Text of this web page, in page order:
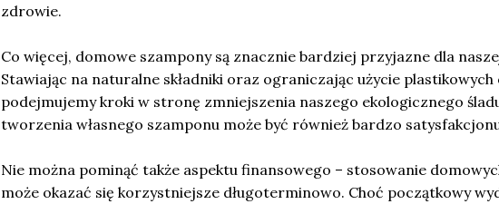
zdrowie.
Co więcej, domowe szampony są znacznie bardziej przyjazne dla
Stawiając na naturalne składniki oraz ograniczając użycie plastikowych
podejmujemy kroki w stronę zmniejszenia naszego ekologicznego
tworzenia własnego szamponu może być również bardzo
Nie można pominąć także aspektu finansowego – stosowanie
może okazać się korzystniejsze długoterminowo. Choć początkowy